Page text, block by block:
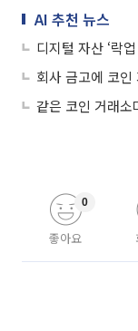
AI 추천 뉴스
디지털 자산 ‘락
회사 금고에 코
같은 코인 거래
좋아요
0